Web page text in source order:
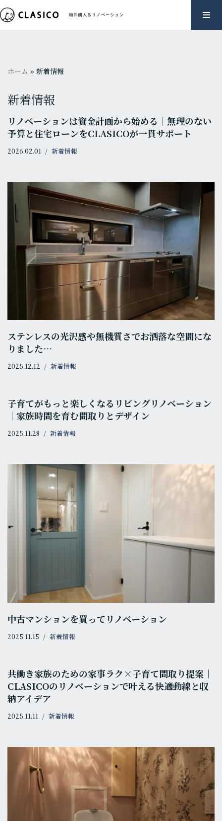
ツ
ス
ッ
プ
ホーム » 新着情報
新着情報
リノベーションは資金計画から始める｜無理のない
予算と住宅ローンをCLASICOが一貫サポート
2026.02.01 新着情報
ステンレスの光沢感や無機質さでお洒落な空間にな
りました…
2025.12.12 新着情報
子育てがもっと楽しくなるリビングリノベーション
｜家族時間を育む間取りとデザイン
2025.11.28 新着情報
中古マンションを買ってリノベーション
2025.11.15 新着情報
共働き家族のための家事ラク×子育て間取り提案｜
CLASICOのリノベーションで叶える快適動線と収
納アイデア
2025.11.11 新着情報